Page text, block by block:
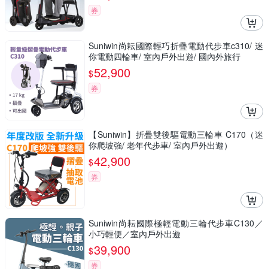
券
Suniwin尚耘國際輕巧折疊電動代步車c310/ 迷
你電動四輪車/ 室內戶外出遊/ 國內外旅行
$52,900
券
【Suniwin】折疊雙後驅電動三輪車 C170（迷
你爬坡強/ 老年代步車/ 室內戶外出遊）
$42,900
券
Suniwin尚耘國際極輕電動三輪代步車C130／
小巧輕便／室內戶外出遊
$39,900
券